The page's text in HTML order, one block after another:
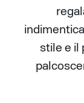
stile e il